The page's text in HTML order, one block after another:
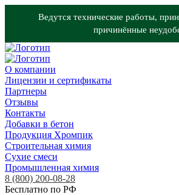
Ведутся технические работы,
причинённые
О компании
Лицензии и сертификаты
Партнеры
Отзывы
Контакты
Добавки в бетон
Продукция Хромпик
Строительная химия
Сухие смеси
Промышленная химия
8 (800) 200-08-28
Бесплатно по РФ